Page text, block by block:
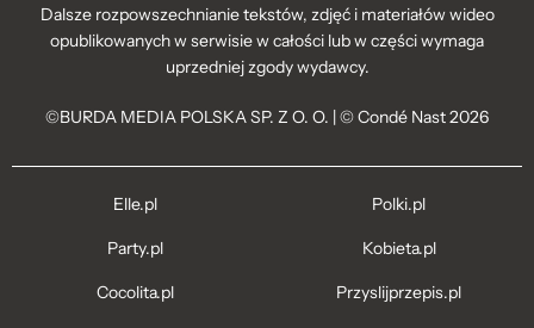
Dalsze rozpowszechnianie tekstów, zdjęć i materiałów wideo
opublikowanych w serwisie w całości lub w części wymaga
uprzedniej zgody wydawcy.
©BURDA MEDIA POLSKA SP. Z O. O. | © Condé Nast 2026
Elle.pl
Party.pl
Cocolita.pl
Polki.pl
Kobieta.pl
Przyslijprzepis.pl